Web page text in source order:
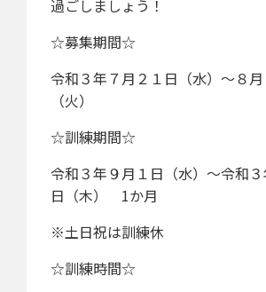
過ごしましょう！
☆募集期間☆
令和３年７月２１日（水）～８
（火）
☆訓練期間☆
令和３年９月１日（水）～令和
日（木） 1か月
※土日祝は訓練休
☆訓練時間☆